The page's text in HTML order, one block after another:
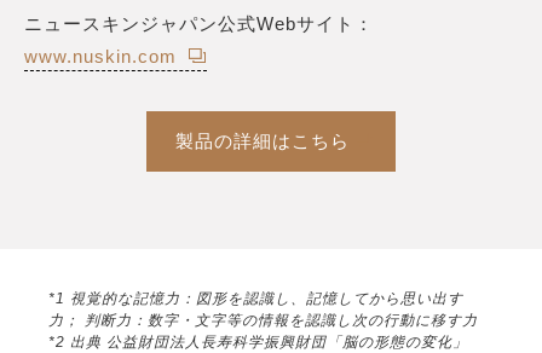
ニュースキンジャパン公式Webサイト：
www.nuskin.com
製品の詳細はこちら
*1 視覚的な記憶力：図形を認識し、記憶してから思い出す
力； 判断力：数字・文字等の情報を認識し次の行動に移す力
*2 出典 公益財団法人長寿科学振興財団「脳の形態の変化」